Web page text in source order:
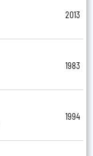
2013
1983
1994